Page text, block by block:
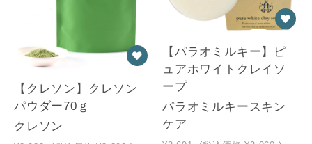
【クレソン】クレソン
パウダー70ｇ
クレソン
【パラオミルキー】ピ
ュアホワイトクレイソ
ープ
パラオミルキースキン
ケア